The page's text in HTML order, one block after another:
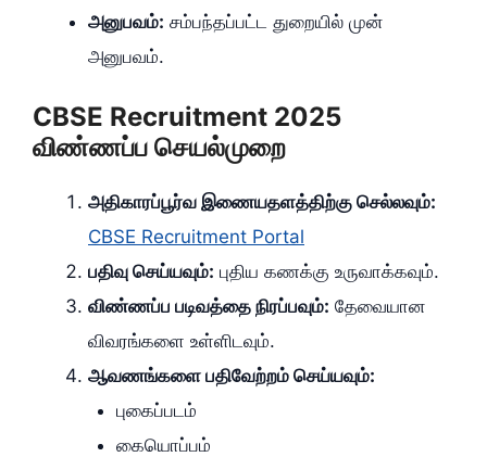
அனுபவம்: சம்பந்தப்பட்ட துறையில் முன்
அனுபவம்.
CBSE Recruitment 2025
விண்ணப்ப செயல்முறை
அதிகாரப்பூர்வ இணையதளத்திற்கு செல்லவும்:
CBSE Recruitment Portal
பதிவு செய்யவும்: புதிய கணக்கு உருவாக்கவும்.
விண்ணப்ப படிவத்தை நிரப்பவும்: தேவையான
விவரங்களை உள்ளிடவும்.
ஆவணங்களை பதிவேற்றம் செய்யவும்:
புகைப்படம்
கையொப்பம்